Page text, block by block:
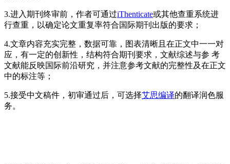
3.进入期刊终审前，作者可通过iThenticate或其他查重系统进
行查重，以确定论文重复率符合国际期刊出版的要求；
4.文章内容充实完整，数据可靠，图表清晰且在正文中一一对
应，有一定的创新性，结构符合期刊要求，文献综述与参 考
文献能反映国际前沿研究，并注意参考文献的完整性及在正文
中的标注等；
5.接受中文稿件，初审通过后，可选择艾思编译的翻译润色服
务。